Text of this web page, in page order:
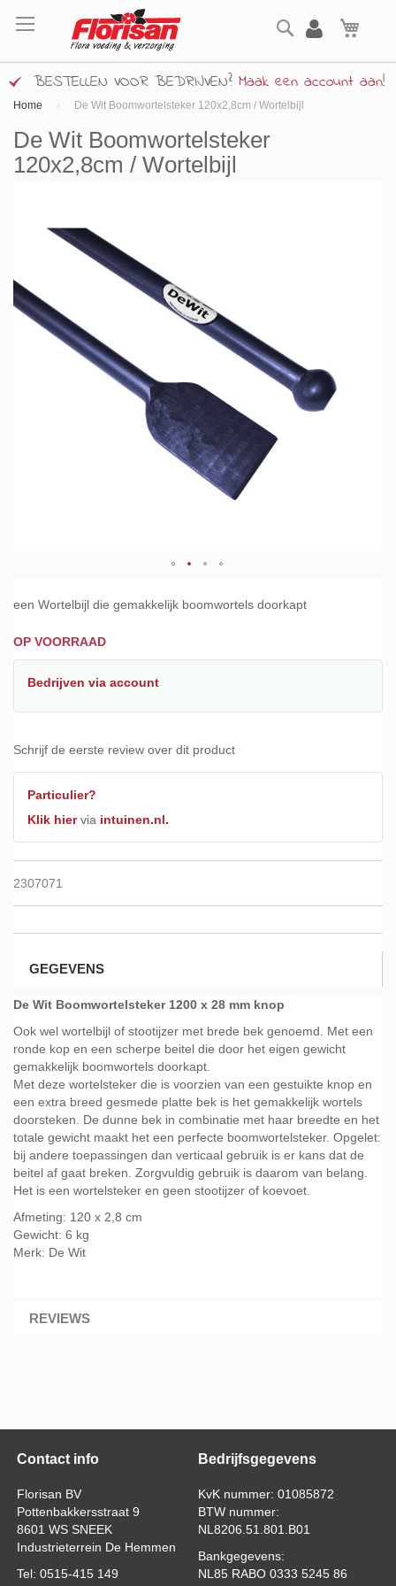
naar
inhoud
Zoek
BESTELLEN VOOR BEDRIJVEN? Maak een account aan!
Home De Wit Boomwortelsteker 120x2,8cm / Wortelbijl
De Wit Boomwortelsteker
120x2,8cm / Wortelbijl
een Wortelbijl die gemakkelijk boomwortels doorkapt
OP VOORRAAD
Bedrijven via account
Schrijf de eerste review over dit product
Particulier?
Klik hiervia intuinen.nl.
2307071
de
afbeeldingen-
gallerij
naar
begin
van
afbeeldingen-
gallerij
GEGEVENS
De Wit Boomwortelsteker 1200 x 28 mm knop
Ook wel wortelbijl of stootijzer met brede bek genoemd. Met een
ronde kop en een scherpe beitel die door het eigen gewicht
gemakkelijk boomwortels doorkapt.
Met deze wortelsteker die is voorzien van een gestuikte knop en
een extra breed gesmede platte bek is het gemakkelijk wortels
doorsteken. De dunne bek in combinatie met haar breedte en het
totale gewicht maakt het een perfecte boomwortelsteker. Opgelet:
bij andere toepassingen dan verticaal gebruik is er kans dat de
beitel af gaat breken. Zorgvuldig gebruik is daarom van belang.
Het is een wortelsteker en geen stootijzer of koevoet.
Afmeting: 120 x 2,8 cm
Gewicht: 6 kg
Merk: De Wit
REVIEWS
Contact info
Florisan BV
Pottenbakkersstraat 9
8601 WS SNEEK
Industrieterrein De Hemmen
Tel: 0515-415 149
Bedrijfsgegevens
KvK nummer: 01085872
BTW nummer:
NL8206.51.801.B01
Bankgegevens:
NL85 RABO 0333 5245 86